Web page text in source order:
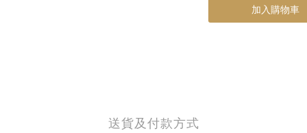
加入購物車
送貨及付款方式